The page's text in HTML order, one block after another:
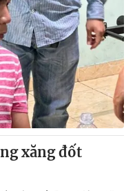
Thể thao
sản
lòng Việt
mình bằng AI
xăng đốt